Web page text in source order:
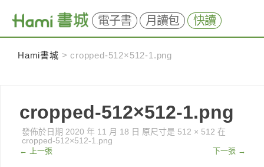
電子書 月讀包 快讀
Hami書城 >cropped-512×512-1.png
cropped-512×512-1.png
發佈於日期2020 年 11 月 18 日 原尺寸是 512 × 512 在
cropped-512×512-1.png
← 上一張 下一張 →